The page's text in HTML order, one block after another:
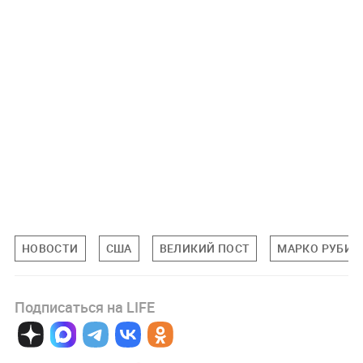
НОВОСТИ США ВЕЛИКИЙ ПОСТ МАРКО РУБИО
Подписаться на LIFE